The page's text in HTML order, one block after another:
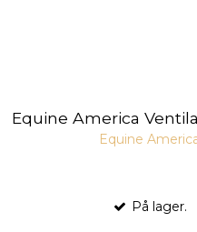
Equine America
Equine
På lager.